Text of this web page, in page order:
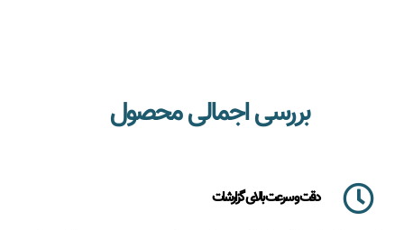
بررسی اجمالی محصول
دقت و سرعت بالای گزارشات